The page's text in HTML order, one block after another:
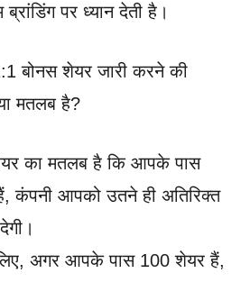
पर ध्यान देती है।
बोनस शेयर जारी करने की
मतलब है?
का मतलब है कि आपके पास
कंपनी आपको उतने ही अतिरिक्त
अगर आपके पास 100 शेयर हैं,